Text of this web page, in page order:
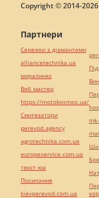
Copyright © 2014-
Партнери
Сережки з діамантами
alliancetechnika.ua
миралинкс
Веб мастер
https://motokosmos.ua/
Синтезатори
perevod.agency
agrotechnika.com.ua
europeservice.com.ua
текст юа
Посилання
kievperevod.com.ua